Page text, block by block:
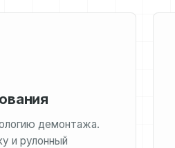
демонтажа.
и рулонный